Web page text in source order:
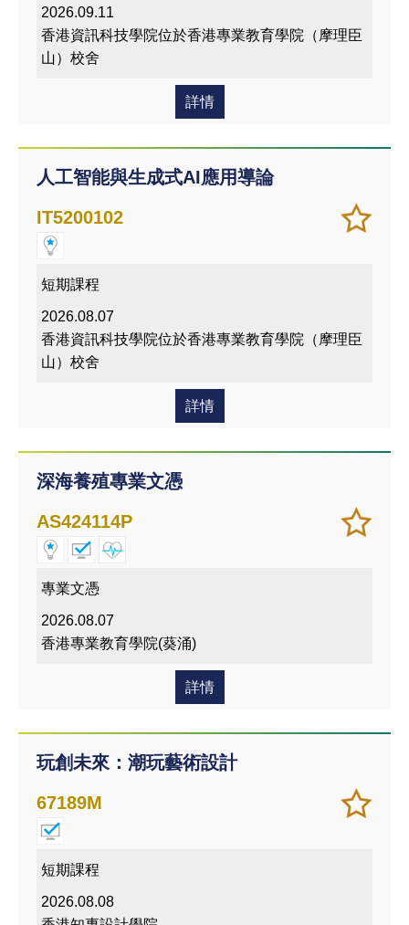
2026.09.11
香港資訊科技學院位於香港專業教育學院（摩理臣
山）校舍
詳情
人工智能與生成式AI應用導論
加
入/
儲存
課程
IT5200102
短期課程
2026.08.07
香港資訊科技學院位於香港專業教育學院（摩理臣
山）校舍
詳情
深海養殖專業文憑
加
入/
儲存
課程
AS424114P
專業文憑
2026.08.07
香港專業教育學院(葵涌)
詳情
玩創未來：潮玩藝術設計
加
入/
儲存
課程
67189M
短期課程
2026.08.08